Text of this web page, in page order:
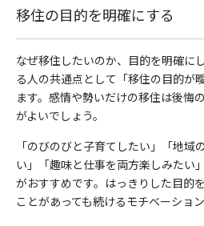
移住の目的を明確にする
なぜ移住したいのか、目的を明確に
る人の共通点として「移住の目的が
ます。感情や勢いだけの移住は後悔
がよいでしょう。
「のびのびと子育てしたい」「地域
い」「趣味と仕事を両方楽しみたい
がおすすめです。はっきりした目的
ことがあっても続けるモチベーショ